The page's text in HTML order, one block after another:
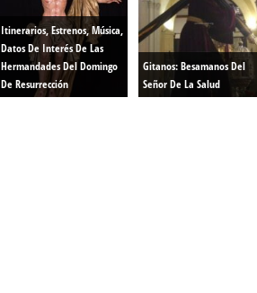
Itinerarios, Estrenos, Música,
Datos De Interés De Las
Hermandades Del Domingo
De Resurrección
Gitanos: Besamanos Del
Señor De La Salud